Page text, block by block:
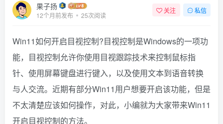
果子扬
12个月前发布 25次阅读
关注 私信
Win11如何开启目视控制?目视控制是Windows的一项功
能，目视控制允许你使用目视跟踪技术来控制鼠标指
针、使用屏幕键盘进行键入，以及使用文本到语音转换
与人交流。近期有部分Win11用户想要开启该功能，但是
不太清楚应该如何操作，对此，小编就为大家带来Win11
开启目视控制的方法。